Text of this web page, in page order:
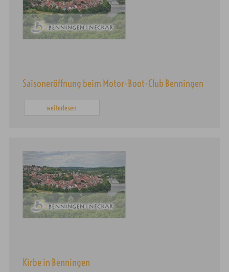
Saisoneröffnung beim Motor-Boot-Club Benningen
weiterlesen
Kirbe in Benningen